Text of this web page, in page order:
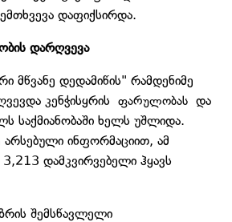
დაფიქსირდა.
დარღვევა
მწვანე დედამიწის" რამდენიმე
კენჭისყრის ფარულობას და
საქმიანობაში ხელს უშლიდა.
არსებული ინფორმაციით, ამ
3,213 დამკვირვებელი ჰყავს
შემსწავლელი